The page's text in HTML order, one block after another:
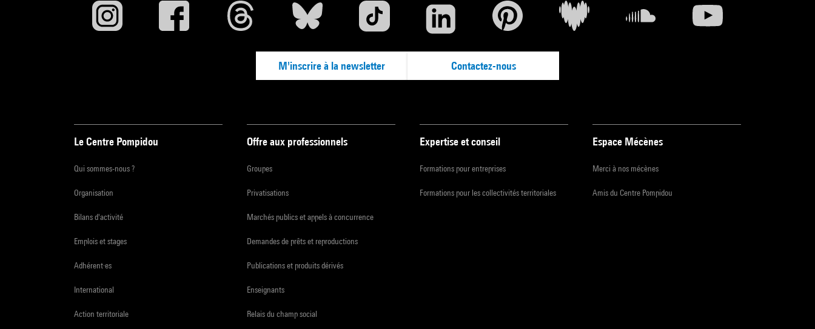
M'inscrire à la newsletter Contactez-nous
Le Centre Pompidou
Qui sommes-nous ?
Organisation
Bilans d'activité
Emplois et stages
Adhérent·es
International
Action territoriale
Offre aux professionnels
Groupes
Privatisations
Marchés publics et appels à concurrence
Demandes de prêts et reproductions
Publications et produits dérivés
Enseignants
Relais du champ social
Expertise et conseil
Formations pour entreprises
Formations pour les collectivités territoriales
Espace Mécènes
Merci à nos mécènes
Amis du Centre Pompidou